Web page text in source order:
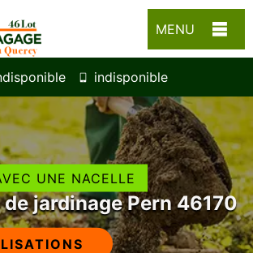
MENU
indisponible
UNE NACELLE
jardinage Pern 46170